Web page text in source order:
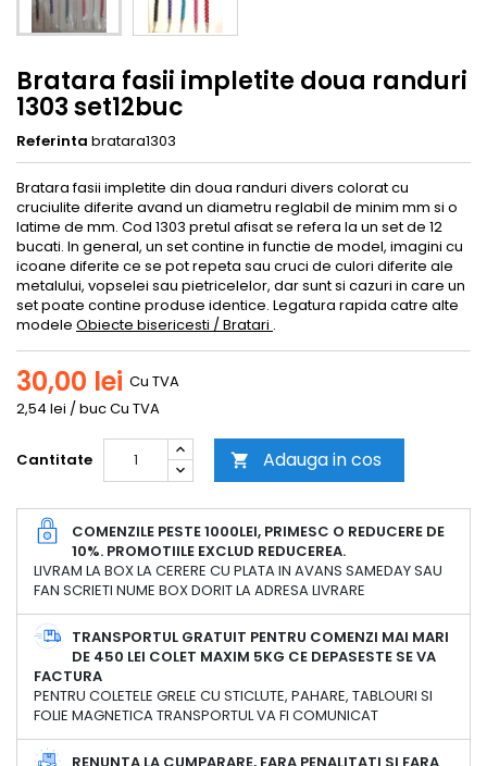
Bratara fasii impletite doua randuri
1303 set12buc
Referinta bratara1303
Bratara fasii impletite din doua randuri divers colorat cu
cruciulite diferite avand un diametru reglabil de minim mm si o
latime de mm. Cod 1303 pretul afisat se refera la un set de 12
bucati. In general, un set contine in functie de model, imagini cu
icoane diferite ce se pot repeta sau cruci de culori diferite ale
metalului, vopselei sau pietricelelor, dar sunt si cazuri in care un
set poate contine produse identice. Legatura rapida catre alte
modele Obiecte bisericesti / Bratari .
30,00 lei Cu TVA
2,54 lei / buc Cu TVA
Cantitate  Adauga in cos
COMENZILE PESTE 1000LEI, PRIMESC O REDUCERE DE
10%. PROMOTIILE EXCLUD REDUCEREA.
LIVRAM LA BOX LA CERERE CU PLATA IN AVANS SAMEDAY SAU
FAN SCRIETI NUME BOX DORIT LA ADRESA LIVRARE
TRANSPORTUL GRATUIT PENTRU COMENZI MAI MARI
DE 450 LEI COLET MAXIM 5KG CE DEPASESTE SE VA
FACTURA
PENTRU COLETELE GRELE CU STICLUTE, PAHARE, TABLOURI SI
FOLIE MAGNETICA TRANSPORTUL VA FI COMUNICAT